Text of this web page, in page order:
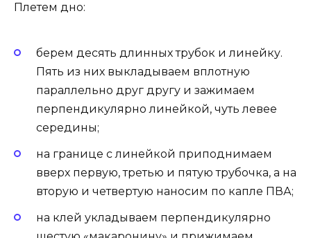
Плетем дно:
берем десять длинных трубок и линейку.
Пять из них выкладываем вплотную
параллельно друг другу и зажимаем
перпендикулярно линейкой, чуть левее
середины;
на границе с линейкой приподнимаем
вверх первую, третью и пятую трубочка, а на
вторую и четвертую наносим по капле ПВА;
на клей укладываем перпендикулярно